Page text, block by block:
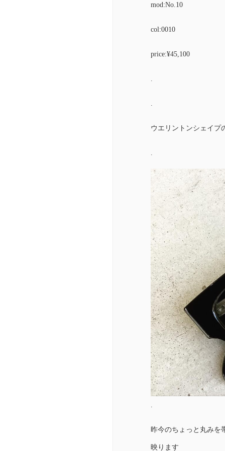
mod:No.10
col:0010
price:¥45,100
.
.
ウエリントンシェイプ
.
.
昨今のちょっと丸みを
映ります